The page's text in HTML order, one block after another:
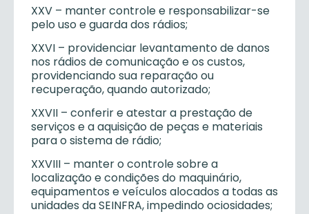
XXV – manter controle e responsabilizar-se
pelo uso e guarda dos rádios;
XXVI – providenciar levantamento de danos
nos rádios de comunicação e os custos,
providenciando sua reparação ou
recuperação, quando autorizado;
XXVII – conferir e atestar a prestação de
serviços e a aquisição de peças e materiais
para o sistema de rádio;
XXVIII – manter o controle sobre a
localização e condições do maquinário,
equipamentos e veículos alocados a todas as
unidades da SEINFRA, impedindo ociosidades;